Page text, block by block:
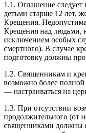
1.1. Оглашение
детьми старше 12 лет,
Крещения.
Крещения над людьми,
исключением особых
смертного). В случае
подготовку должны
1.2. Священникам и
возможно более
— настраиваться на
1.3. При отсутствии
продолжительного (от
священниками должны